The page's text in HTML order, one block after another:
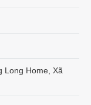
Long Home, Xã